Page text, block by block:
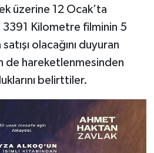
üzerine 12 Ocak’ta
Kilometre filminin 5
olacağını duyuran
de hareketlenmesinden
belirttiler.